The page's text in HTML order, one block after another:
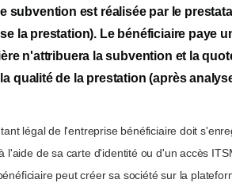
subvention est réalisée par le
la prestation). Le bénéficiaire paye
n'attribuera la subvention et la
qualité de la prestation (après
légal de l'entreprise bénéficiaire doit
de sa carte d'identité ou d'un accès
peut créer sa société sur la